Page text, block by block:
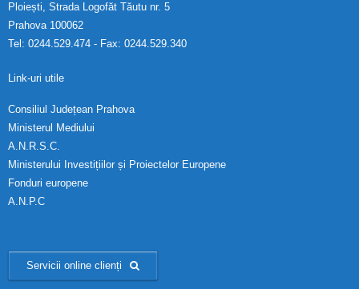
Ploiești, Strada Logofăt Tăutu nr. 5
Prahova 100062
Tel: 0244.529.474 - Fax: 0244.529.340
Link-uri utile
Consiliul Județean Prahova
Ministerul Mediului
A.N.R.S.C.
Ministerului Investițiilor și Proiectelor Europene
Fonduri europene
A.N.P.C
Servicii online clienți